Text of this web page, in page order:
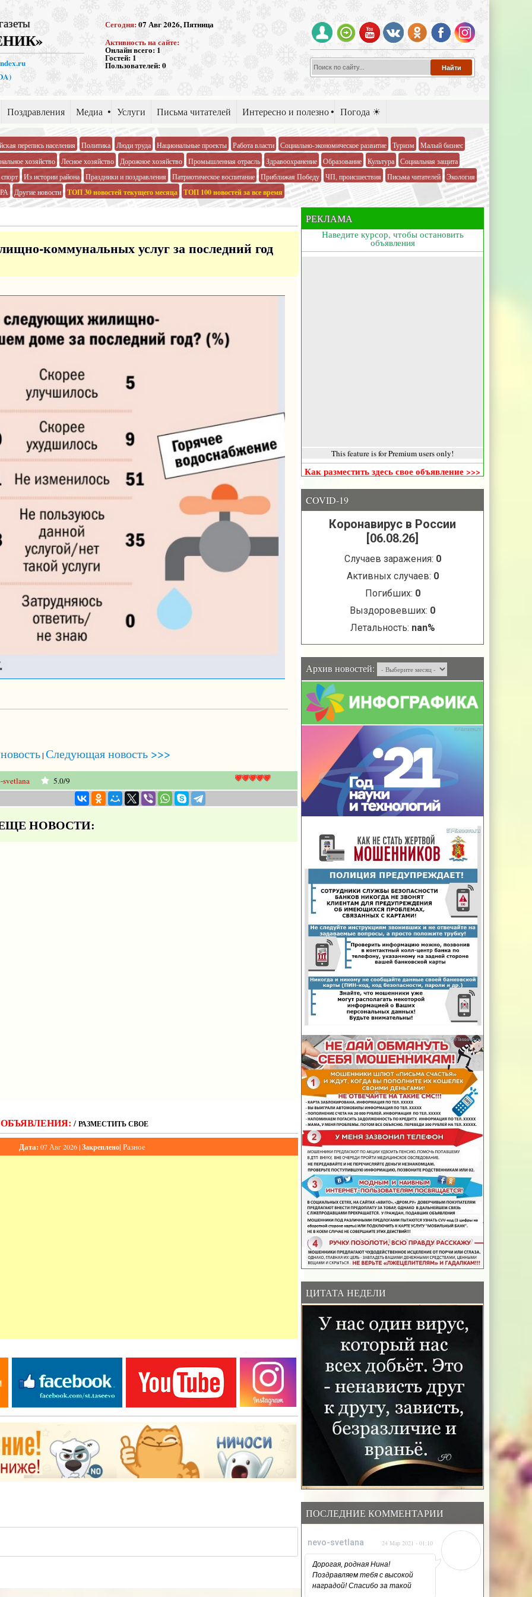
Сегодня:07 Авг 2026, Пятница
Активность на сайте:
Онлайн всего: 1
Гостей: 1
Пользователей:0
Поздравления Медиа Услуги Письма читателей Интересно и полезно Погода ☀
перепись населения Политика Люди труда Национальные проекты Работа власти Социально-экономическое развитие Туризм
Малый бизнес
хозяйство
Лесное хозяйство Дорожное хозяйство Промышленная отрасль Здравоохранение Образование Культура
Социальная защита
Из истории района Праздники и поздравления Патриотическое воспитание Приближая Победу ЧП, происшествия Письма читателей
Экология
Другие новости ТОП 30 новостей текущего месяца ТОП 100 новостей за все время
коммунальных услуг за последний год
| Следующая новость >>>
svetlana 5.0/9
НОВОСТИ:
/ РАЗМЕСТИТЬ СВОЕ
Дата: 07 Авг 2026 |Закреплено| Разное
РЕКЛАМА
Наведите курсор, чтобы остановить
объявления
This feature is for Premium users only!
Как разместить здесь свое объявление >>>
COVID-19
Архив новостей:
ЦИТАТА НЕДЕЛИ
ПОСЛЕДНИЕ КОММЕНТАРИИ
nevo-svetlana 24 Мар 2021 - 01:10
Дорогая, родная Нина!
Поздравляем тебя с высокой
наградой! Спасибо за такой